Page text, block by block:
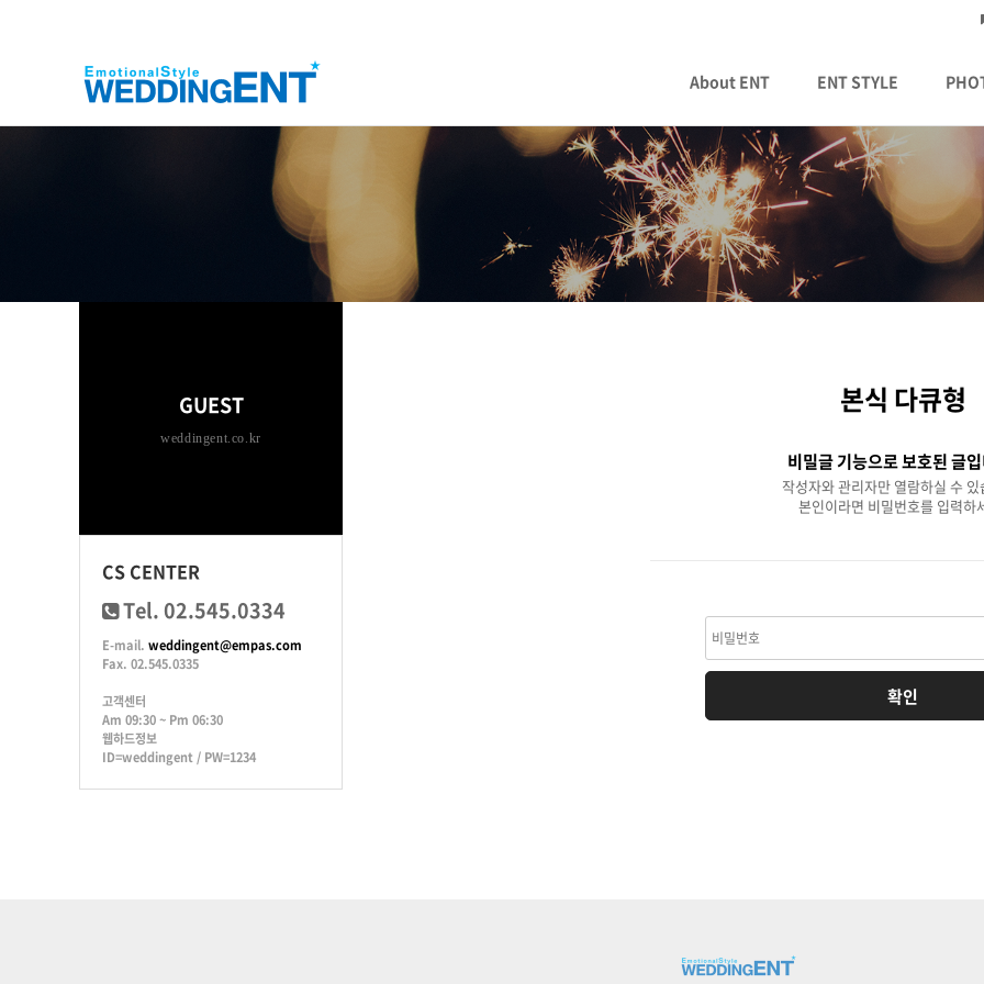
About ENT ENT STYLE
본식 다큐형
비밀글 기능으로 보호된 글
작성자와 관리자만 열람하실 수
본인이라면 비밀번호를 입력하
GUEST
weddingent.co.kr
CS CENTER
Tel. 02.545.0334
E-mail. weddingent@empas.com
Fax. 02.545.0335
고객센터
Am 09:30 ~ Pm 06:30
웹하드정보
ID=weddingent / PW=1234